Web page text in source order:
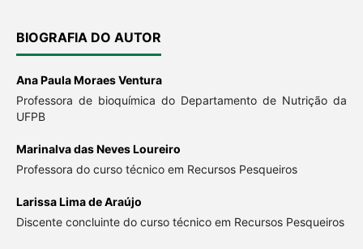
BIOGRAFIA DO AUTOR
Ana Paula Moraes Ventura
Professora de bioquímica do Departamento de Nutrição da
UFPB
Marinalva das Neves Loureiro
Professora do curso técnico em Recursos Pesqueiros
Larissa Lima de Araújo
Discente concluinte do curso técnico em Recursos Pesqueiros